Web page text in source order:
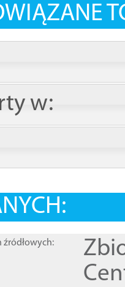
w:
źródłowych: